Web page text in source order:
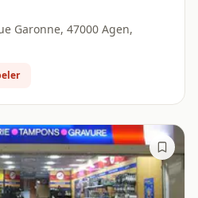
Garonne, 47000 Agen,